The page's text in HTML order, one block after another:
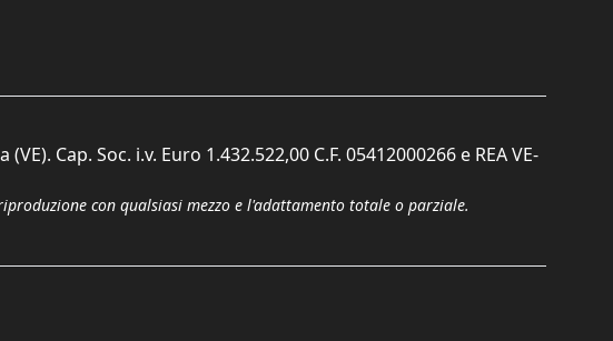
Cap. Soc. i.v. Euro 1.432.522,00 C.F. 05412000266 e REA VE-
con qualsiasi mezzo e l'adattamento totale o parziale.